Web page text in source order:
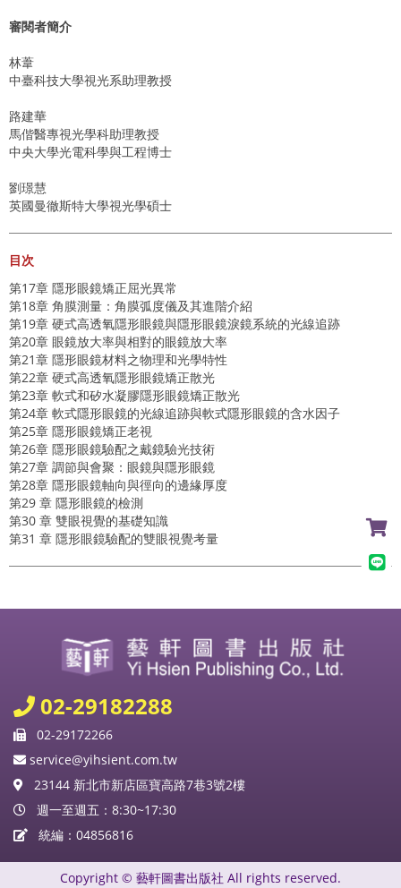
審閱者簡介
林葦
中臺科技大學視光系助理教授
路建華
馬偕醫專視光學科助理教授
中央大學光電科學與工程博士
劉璟慧
英國曼徹斯特大學視光學碩士
目次
第17章 隱形眼鏡矯正屈光異常
第18章 角膜測量：角膜弧度儀及其進階介紹
第19章 硬式高透氧隱形眼鏡與隱形眼鏡淚鏡系統的光線追跡
第20章 眼鏡放大率與相對的眼鏡放大率
第21章 隱形眼鏡材料之物理和光學特性
第22章 硬式高透氧隱形眼鏡矯正散光
第23章 軟式和矽水凝膠隱形眼鏡矯正散光
第24章 軟式隱形眼鏡的光線追跡與軟式隱形眼鏡的含水因子
第25章 隱形眼鏡矯正老視
第26章 隱形眼鏡驗配之戴鏡驗光技術
第27章 調節與會聚：眼鏡與隱形眼鏡
第28章 隱形眼鏡軸向與徑向的邊緣厚度
第29 章 隱形眼鏡的檢測
第30 章 雙眼視覺的基礎知識
第31 章 隱形眼鏡驗配的雙眼視覺考量
02-29182288
02-29172266
service@yihsient.com.tw
23144 新北市新店區寶高路7巷3號2樓
週一至週五：8:30~17:30
統編：04856816
Copyright © 藝軒圖書出版社 All rights reserved.